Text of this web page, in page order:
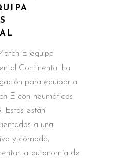
E equipa
Continental ha
para equipar al
E con neumáticos
Estos están
a una
y cómoda,
la autonomía de